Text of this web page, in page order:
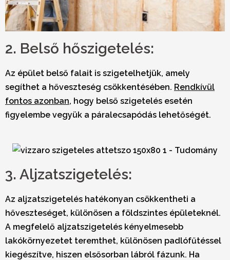
2. Belső hőszigetelés:
Az épület belső falait is szigetelhetjük, amely
segíthet a hőveszteség csökkentésében. Rendkívül
fontos azonban, hogy belső szigetelés esetén
figyelembe vegyük a páralecsapódás lehetőségét.
3. Aljzatszigetelés:
Az aljzatszigetelés hatékonyan csökkentheti a
hőveszteséget, különösen a földszintes épületeknél.
A megfelelő aljzatszigetelés kényelmesebb
lakókörnyezetet teremthet, különösen padlófűtéssel
kiegészítve, hiszen elsősorban lábról fázunk. Ha